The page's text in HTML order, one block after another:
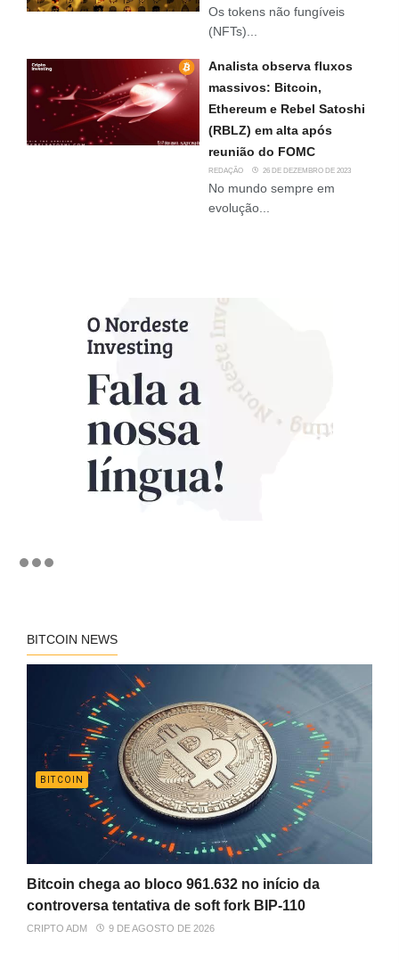
Os tokens não fungíveis
(NFTs)...
Analista observa fluxos
massivos: Bitcoin,
Ethereum e Rebel Satoshi
(RBLZ) em alta após
reunião do FOMC
REDAÇÃO 26 DE DEZEMBRO DE 2023
No mundo sempre em
evolução...
BITCOIN NEWS
BITCOIN
Bitcoin chega ao bloco 961.632 no início da
controversa tentativa de soft fork BIP-110
CRIPTO ADM 9 DE AGOSTO DE 2026